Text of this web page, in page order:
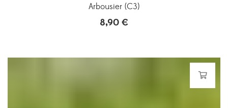
Arbousier (C3)
8,90 €